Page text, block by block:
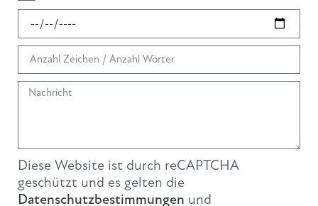
Diese Website ist durch reCAPTCHA
geschützt und es gelten die
Datenschutzbestimmungen und